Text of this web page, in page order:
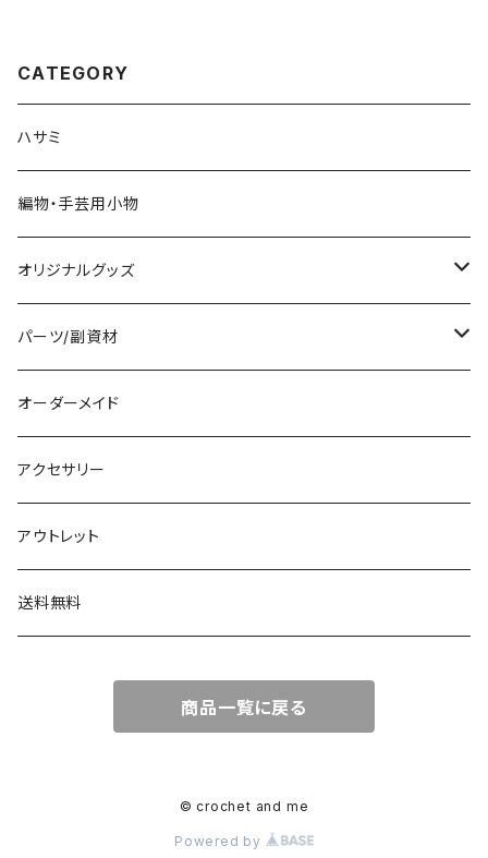
CATEGORY
ハサミ
編物・手芸用小物
オリジナルグッズ
編み物パターン
パーツ/副資材
タグ
顔パーツ
ボタン
チャーム
オーダーメイド
アクセサリー
アウトレット
送料無料
商品一覧に戻る
© crochet and me
Powered by